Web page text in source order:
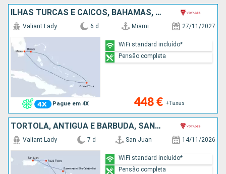
ILHAS TURCAS E CAICOS, BAHAMAS, ESTADOS UNIDOS
Pague em 4X
Valiant Lady 6 d Miami 27/11/2027
448 € +Taxas
WiFi standard incluído*
Pensão completa
TORTOLA, ANTÍGUA E BARBUDA, SANTA LÚCIA, PORTO RICO
Valiant Lady 7 d San Juan 14/11/2026
WiFi standard incluído*
Pensão completa